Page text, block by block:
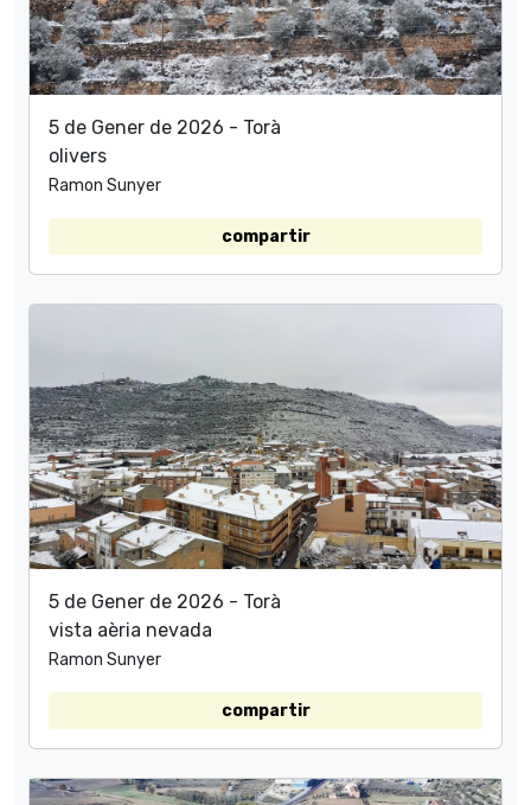
5 de Gener de 2026 - Torà
olivers
Ramon Sunyer
compartir
5 de Gener de 2026 - Torà
vista aèria nevada
Ramon Sunyer
compartir